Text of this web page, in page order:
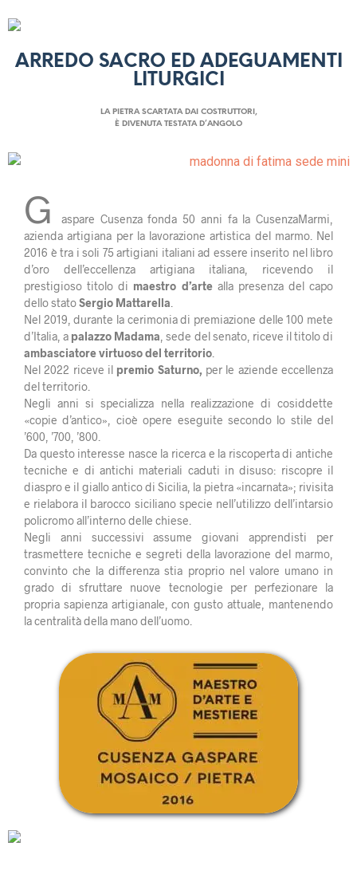
ARREDO SACRO ED ADEGUAMENTI
LITURGICI
LA PIETRA SCARTATA DAI COSTRUTTORI,
È DIVENUTA TESTATA D’ANGOLO
G
aspare Cusenza fonda 50 anni fa la CusenzaMarmi,
azienda artigiana per la lavorazione artistica del marmo. Nel
2016 è tra i soli 75 artigiani italiani ad essere inserito nel libro
d’oro dell’eccellenza artigiana italiana, ricevendo il
prestigioso titolo di maestro d’artealla presenza del capo
dello statoSergio Mattarella
Nel 2019, durante la cerimonia di premiazione delle 100 mete
d’Italia, a palazzo Madama , sede del senato, riceve il titolo di
ambasciatore virtuoso del territorio
Nel 2022 riceve il premio Saturno, per le aziende eccellenza
del territorio.
Negli anni si specializza nella realizzazione di cosiddette
«copie d’antico», cioè opere eseguite secondo lo stile del
’600, ’700, ’800.
Da questo interesse nasce la ricerca e la riscoperta di antiche
tecniche e di antichi materiali caduti in disuso: riscopre il
diaspro e il giallo antico di Sicilia, la pietra «incarnata»; rivisita
e rielabora il barocco siciliano specie nell’utilizzo dell’intarsio
policromo all’interno delle chiese.
Negli anni successivi assume giovani apprendisti per
trasmettere tecniche e segreti della lavorazione del marmo,
convinto che la differenza stia proprio nel valore umano in
grado di sfruttare nuove tecnologie per perfezionare la
propria sapienza artigianale, con gusto attuale, mantenendo
la centralità della mano dell’uomo.